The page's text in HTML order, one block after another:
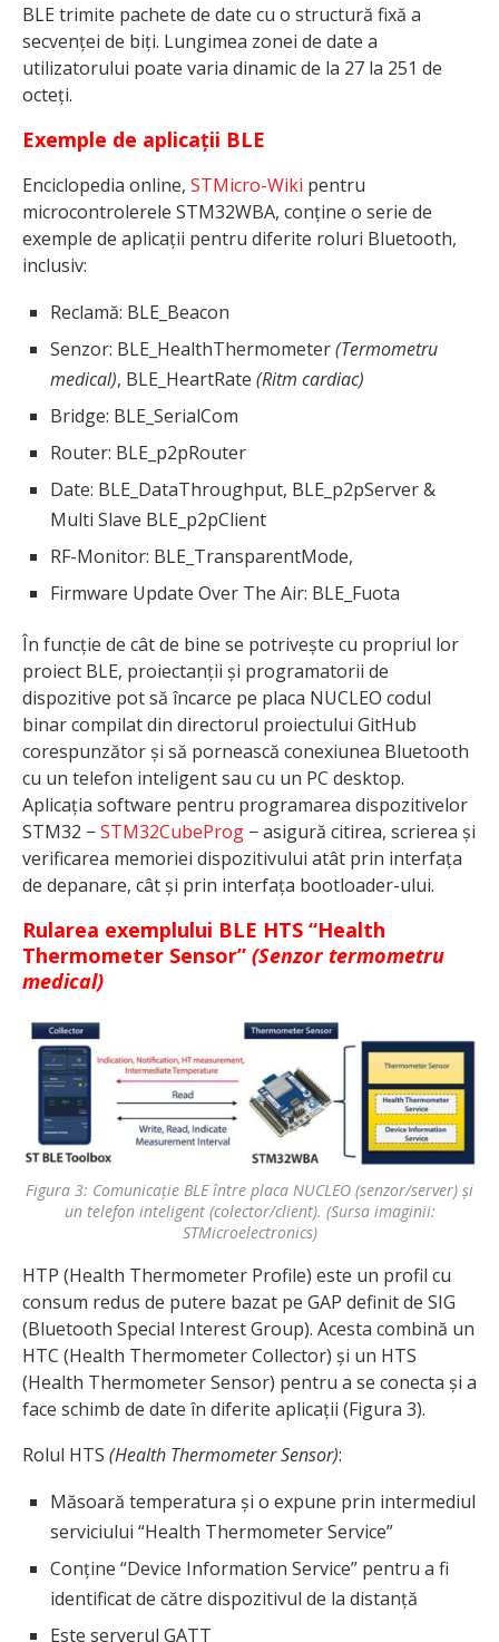
BLE trimite pachete de date cu o structură fixă a
secvenței de biți. Lungimea zonei de date a
utilizatorului poate varia dinamic de la 27 la 251 de
octeți.
Exemple de aplicații BLE
Enciclopedia online, STMicro-Wiki pentru
microcontrolerele STM32WBA, conține o serie de
exemple de aplicații pentru diferite roluri Bluetooth,
inclusiv:
Reclamă: BLE_Beacon
Senzor: BLE_HealthThermometer(Termometru
medical), BLE_HeartRate (Ritm cardiac)
Bridge: BLE_SerialCom
Router: BLE_p2pRouter
Date: BLE_DataThroughput, BLE_p2pServer &
Multi Slave BLE_p2pClient
RF-Monitor: BLE_TransparentMode,
Firmware Update Over The Air: BLE_Fuota
În funcție de cât de bine se potrivește cu propriul lor
proiect BLE, proiectanții și programatorii de
dispozitive pot să încarce pe placa NUCLEO codul
binar compilat din directorul proiectului GitHub
corespunzător și să pornească conexiunea Bluetooth
cu un telefon inteligent sau cu un PC desktop.
Aplicația software pentru programarea dispozitivelor
STM32 −STM32CubeProg − asigură citirea, scrierea și
verificarea memoriei dispozitivului atât prin interfața
de depanare, cât și prin interfața bootloader-ului.
Rularea exemplului BLE HTS “Health
Thermometer Sensor” (Senzor termometru
medical)
Figura 3: Comunicație BLE între placa NUCLEO (senzor/server) și
un telefon inteligent (colector/client). (Sursa imaginii:
STMicroelectronics)
HTP (Health Thermometer Profile) este un profil cu
consum redus de putere bazat pe GAP definit de SIG
(Bluetooth Special Interest Group). Acesta combină un
HTC (Health Thermometer Collector) și un HTS
(Health Thermometer Sensor) pentru a se conecta și a
face schimb de date în diferite aplicații (Figura 3).
Rolul HTS (Health Thermometer Sensor):
Măsoară temperatura și o expune prin intermediul
serviciului “Health Thermometer Service”
Conține “Device Information Service” pentru a fi
identificat de către dispozitivul de la distanță
Este serverul GATT